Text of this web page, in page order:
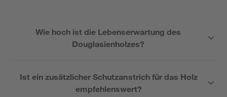
Wie hoch ist die Lebenserwartung des
Douglasienholzes?
Ist ein zusätzlicher Schutzanstrich für das Holz
empfehlenswert?